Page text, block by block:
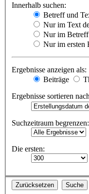
Innerhalb suchen:
Betreff und
Nur im Text
Nur im
Nur im ersten
Ergebnisse anzeigen als:
Beiträge
Ergebnisse sortieren
Suchzeitraum begrenzen:
Die ersten: